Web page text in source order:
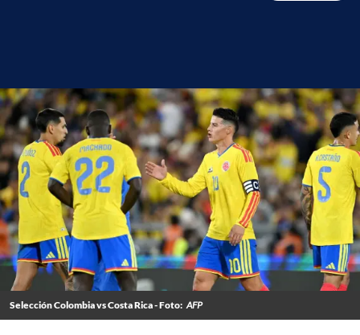
Selección Colombia vs Costa Rica - Foto: AFP